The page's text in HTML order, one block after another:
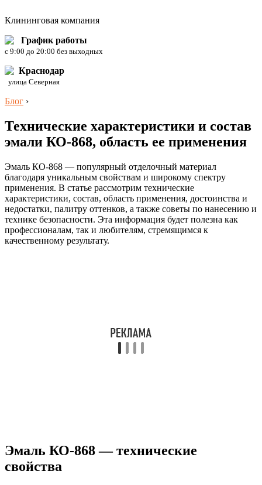
Клининговая компания
График работы
c 9:00 до 20:00 без выходных
Краснодар
улица Северная
Блог ›
Технические характеристики и состав
эмали КО-868, область ее применения
Эмаль КО-868 — популярный отделочный материал
благодаря уникальным свойствам и широкому спектру
применения. В статье рассмотрим технические
характеристики, состав, область применения, достоинства и
недостатки, палитру оттенков, а также советы по нанесению и
технике безопасности. Эта информация будет полезна как
профессионалам, так и любителям, стремящимся к
качественному результату.
Эмаль КО-868 — технические
свойства